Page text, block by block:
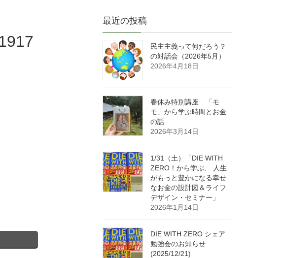
最近の投稿
民主主義って何だろう？
の対話会（2026年5月）
2026年4月18日
春休み特別講座 「モ
モ」から学ぶ時間とお金
の話
2026年3月14日
1/31（土）「DIE WITH
ZERO！から学ぶ、 人生
がもっと豊かになる幸せ
なお金の設計図＆ライフ
デザイン・セミナー」
2026年1月14日
DIE WITH ZERO シェア
勉強会のお知らせ
(2025/12/21)